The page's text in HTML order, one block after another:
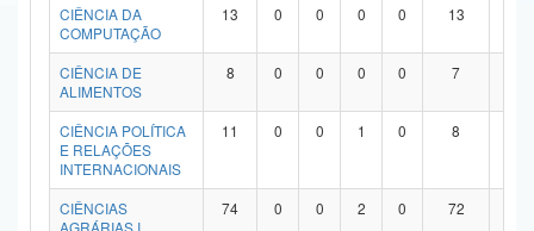
Banco Central do Brasil
CIÊNCIA DA
COMPUTAÇÃO
13 0 0 0 0 13
CIÊNCIA DE
ALIMENTOS
8 0 0 0 0 7
CIÊNCIA POLÍTICA
E RELAÇÕES
INTERNACIONAIS
11 0 0 1 0 8
CIÊNCIAS
AGRÁRIAS I
74 0 0 2 0 72